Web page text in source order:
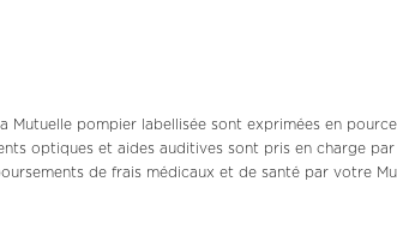
Mutuelle pompier labellisée sont exprimées en
optiques et aides auditives sont pris en charge
de frais médicaux et de santé par votre